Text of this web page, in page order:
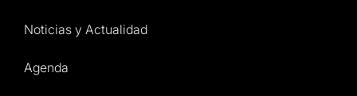
Noticias y Actualidad
Agenda